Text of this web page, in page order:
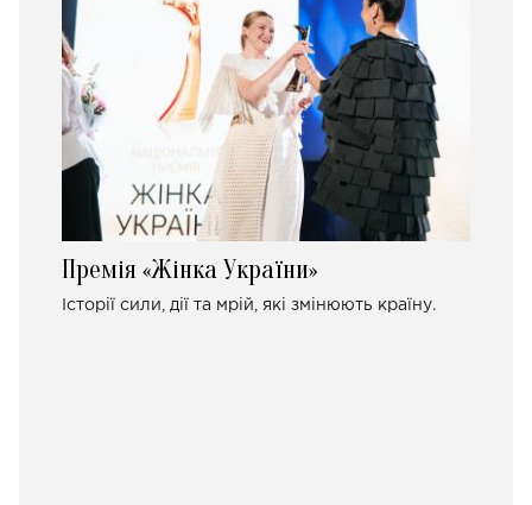
Премія «Жінка України»
Історії сили, дії та мрій, які змінюють країну.